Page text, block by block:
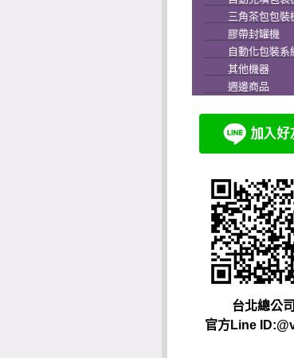
三角茶包包裝
膠帶封罐機
自動化包裝系
其他機器
週邊商品
台北總公司
官方Line